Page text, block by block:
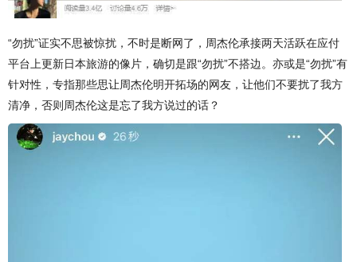
“勿扰”证实不思被惊扰，不时是断网了，周杰伦承接两天活跃在应付
平台上更新日本旅游的像片，确切是跟“勿扰”不搭边。亦或是“勿扰”有
针对性，专指那些思让周杰伦明开拓场的网友，让他们不要扰了我方
清净，否则周杰伦这是忘了我方说过的话？